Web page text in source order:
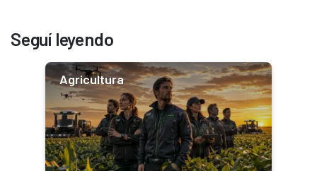
Seguí leyendo
Agricultura